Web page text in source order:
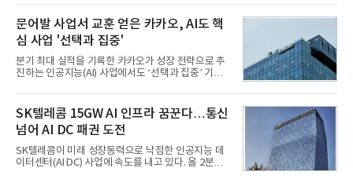
동기 대
이뤄졌다. 이후 2012년 한국형 구축함(KDX-1) 이상
의 함정에 실전 배치됐다.그해 7월 해군은 동해상에서
성능 검증을 위해 홍상어 시험발사를 실시했다. 이때
홍상어가 목표 지점에서 입수한 후 표적을 타격하지
못하고 물속에서 멈춰버리는 예상 밖의 일이 벌어졌
다. 2차 품질확인 사격 시험에서도 만족스러운 결과를
얻지 못했다. 완벽한 신뢰성 확보를 위해 LIG넥스원은
분야를
문어발 사업서 교훈 얻은 카카오, AI도 핵
심 사업 '선택과 집중'
분기 최대 실적을 기록한 카카오가 성장 전략으로 추
진하는 인공지능(AI) 사업에서도 ‘선택과 집중’ 기조
라 투자에 나서는 것과 달리, 카카오는 ‘카카오톡’이
라는 플랫폼 경쟁력을 활용한 AI 에이전트 서비스에
집중하는 전략이다. 과거 무리한 사업 확장 과정에서
겪었던 시행착오를 되풀이하지 않고 핵심 역량에 집
중하겠다는 취지로 풀이된다.7일 업계에 따르면 카카
오는 올해 2분기 연결 기준 매출 2조985억원, 영업이
익 2770억원을 기록했다. 전년 동기 대비 매출과 영업
SK텔레콤 15GW AI 인프라 꿈꾼다…통신
넘어 AI DC 패권 도전
SK텔레콤이 미래 성장동력으로 낙점한 인공지능 데
이터센터(AI DC) 사업에 속도를 내고 있다. 올 2분기